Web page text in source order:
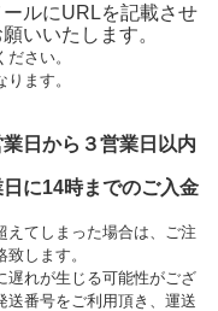
ルにURLを記載させ
いいたします。
さい。
ます。
日から３営業日以内
日に14時までのご入金
てしまった場合は、ご注
します。
れが生じる可能性がござ
送番号をご利用頂き、運送